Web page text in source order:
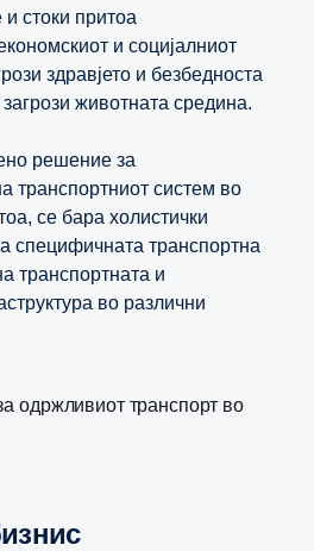
стоки притоа
и социјалниот
здравјето и безбедноста
животната средина.
решение за
транспортниот систем во
се бара холистички
специфичната транспортна
транспортната и
во различни
одржливиот транспорт во